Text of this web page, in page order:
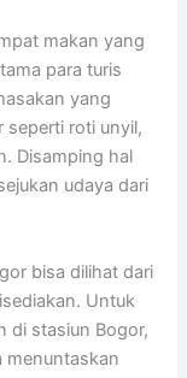
makan yang
para turis
yang
seperti roti unyil,
Disamping hal
udaya dari
bisa dilihat dari
Untuk
di stasiun Bogor,
menuntaskan